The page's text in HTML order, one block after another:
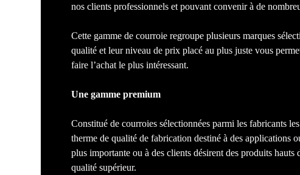
nos clients professionnels et pouvant convenir à de
Cette gamme de courroie regroupe plusieurs marques
qualité et leur niveau de prix placé au plus juste vous
faire l’achat le plus intéressant.
Une gamme premium
Constitué de courroies sélectionnées parmi les fabricants
therme de qualité de fabrication destiné à des applications
plus importante ou à des clients désirent des produits hauts
qualité supérieur.